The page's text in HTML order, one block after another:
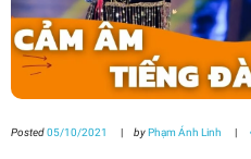
Posted05/10/2021 by Phạm Ánh Linh